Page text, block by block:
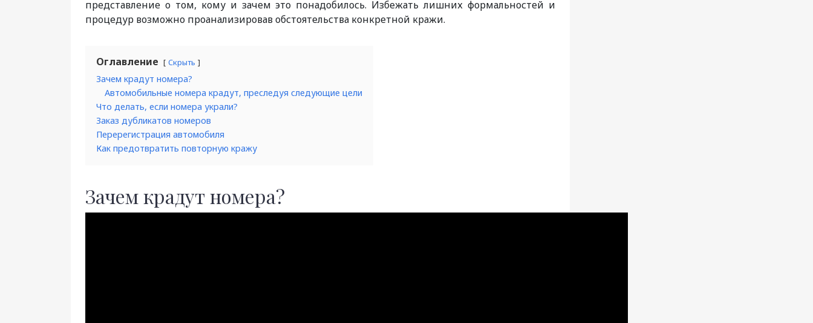
представление о том, кому и зачем это понадобилось. Избежать лишних формальностей и
процедур возможно проанализировав обстоятельства конкретной кражи.
Оглавление Скрыть
Зачем крадут номера?
Автомобильные номера крадут, преследуя следующие цели
Что делать, если номера украли?
Заказ дубликатов номеров
Перерегистрация автомобиля
Как предотвратить повторную кражу
Зачем крадут номера?